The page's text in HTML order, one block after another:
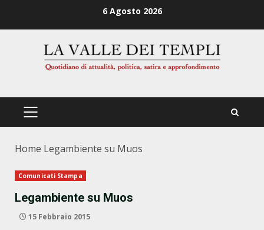
6 Agosto 2026
PRIMÄRES
Home Legambiente su Muos
Comunicati Stampa
Legambiente su Muos
15 Febbraio 2015